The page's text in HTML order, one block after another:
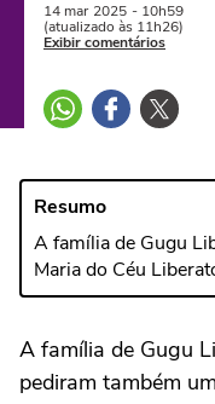
14 mar 2025 - 10h59
(atualizado às 11h26)
Exibir comentários
Resumo
A família de Gugu
Maria do Céu
A família de Gugu
pediram também